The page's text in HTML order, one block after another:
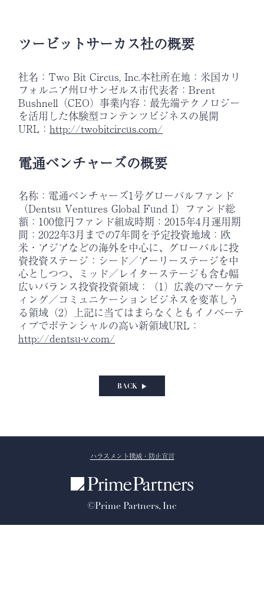
ツービットサーカス社の概要
社名：Two Bit Circus, Inc.本社所在地：米国カリ
フォルニア州ロサンゼルス市代表者：Brent
Bushnell（CEO）事業内容：最先端テクノロジー
を活用した体験型コンテンツビジネスの展開
URL：http://twobitcircus.com/
電通ベンチャーズの概要
名称：電通ベンチャーズ1号グローバルファンド
（Dentsu Ventures Global Fund I）ファンド総
額：100億円ファンド組成時期：2015年4月運用期
間：2022年3月までの7年間を予定投資地域：欧
米・アジアなどの海外を中心に、グローバルに投
資投資ステージ：シード／アーリーステージを中
心としつつ、ミッド／レイターステージも含む幅
広いバランス投資投資領域：（1）広義のマーケテ
ィング／コミュニケーションビジネスを変革しう
る領域（2）上記に当てはまらなくともイノベーテ
ィブでポテンシャルの高い新領域URL：
http://dentsu-v.com/
BACK
ハラスメント撲滅・防止宣言
©Prime Partners, Inc